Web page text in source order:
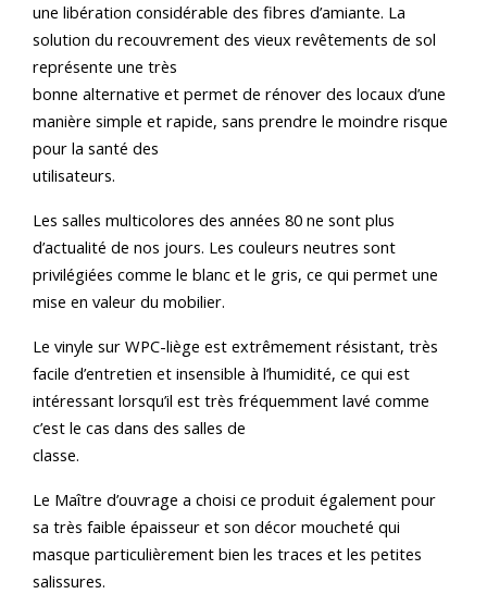
une libération considérable des fibres d’amiante. La
solution du recouvrement des vieux revêtements de sol
représente une très
bonne alternative et permet de rénover des locaux d’une
manière simple et rapide, sans prendre le moindre risque
pour la santé des
Les salles multicolores des années 80 ne sont plus
d’actualité de nos jours. Les couleurs neutres sont
privilégiées comme le blanc et le gris, ce qui permet une
mise en valeur du mobilier.
Le vinyle sur WPC-liège est extrêmement résistant, très
facile d’entretien et insensible à l’humidité, ce qui est
intéressant lorsqu’il est très fréquemment lavé comme
c’est le cas dans des salles de
Le Maître d’ouvrage a choisi ce produit également pour
sa très faible épaisseur et son décor moucheté qui
masque particulièrement bien les traces et les petites
salissures.